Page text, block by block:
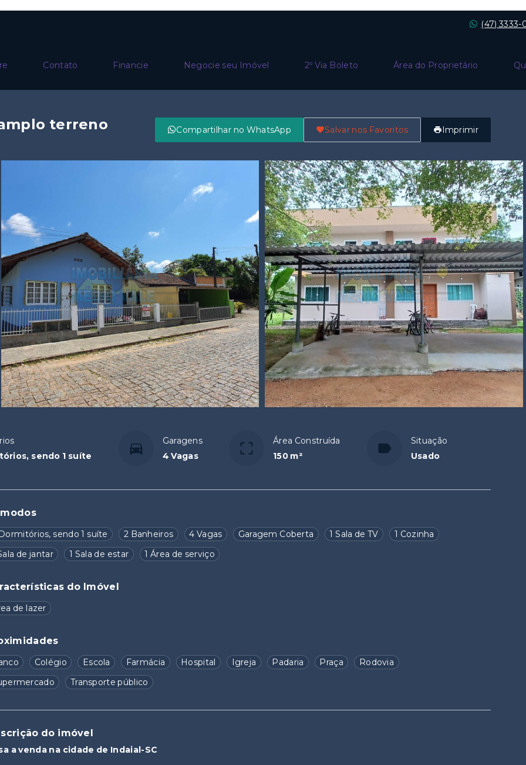
(47)
Contato Financie Negocie seu Imóvel 2º Via Boleto Área do Proprietário
terreno Compartilhar no WhatsApp Salvar nos Favoritos Imprimir
sendo 1 suíte
Garagens
4 Vagas
Área Construída
150 m²
Situação
Usado
sendo 1 suíte 2 Banheiros 4 Vagas Garagem Coberta 1 Sala de TV
1 Cozinha
de jantar
1 Sala de estar 1 Área de serviço
do Imóvel
de lazer
Colégio Escola Farmácia Hospital Igreja Padaria Praça
Rodovia
Transporte público
do imóvel
a venda na cidade de Indaial-SC